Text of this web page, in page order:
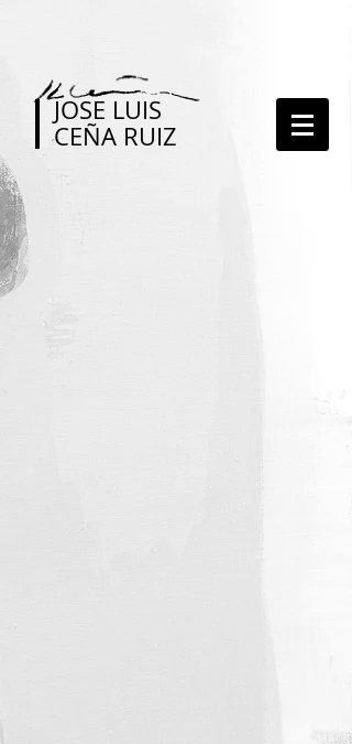
JOSE LUIS
CEÑA RUIZ